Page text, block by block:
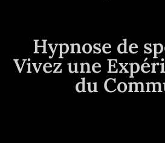
Hypnose de
Vivez une
du